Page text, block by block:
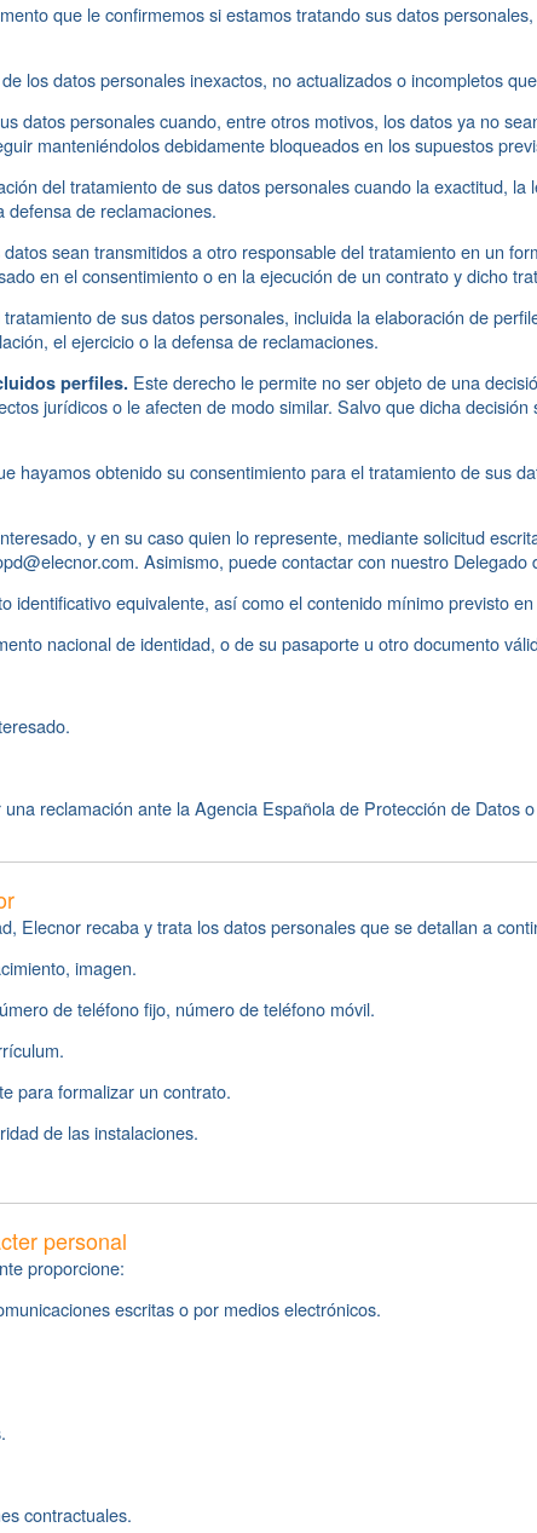
que le confirmemos si estamos tratando sus datos
los datos personales inexactos, no actualizados o incompletos
datos personales cuando, entre otros motivos, los datos ya no
manteniéndolos debidamente bloqueados en los supuestos
del tratamiento de sus datos personales cuando la exactitud,
de reclamaciones.
sean transmitidos a otro responsable del tratamiento en un
en el consentimiento o en la ejecución de un contrato y dicho
de sus datos personales, incluida la elaboración de
el ejercicio o la defensa de reclamaciones.
perfiles. Este derecho le permite no ser objeto de una
jurídicos o le afecten de modo similar. Salvo que dicha
hayamos obtenido su consentimiento para el tratamiento de sus
y en su caso quien lo represente, mediante solicitud
Asimismo, puede contactar con nuestro
identificativo equivalente, así como el contenido mínimo previsto
nacional de identidad, o de su pasaporte u otro documento
reclamación ante la Agencia Española de Protección de
Elecnor recaba y trata los datos personales que se detallan a
imagen.
de teléfono fijo, número de teléfono móvil.
para formalizar un contrato.
de las instalaciones.
personal
proporcione:
escritas o por medios electrónicos.
contractuales.